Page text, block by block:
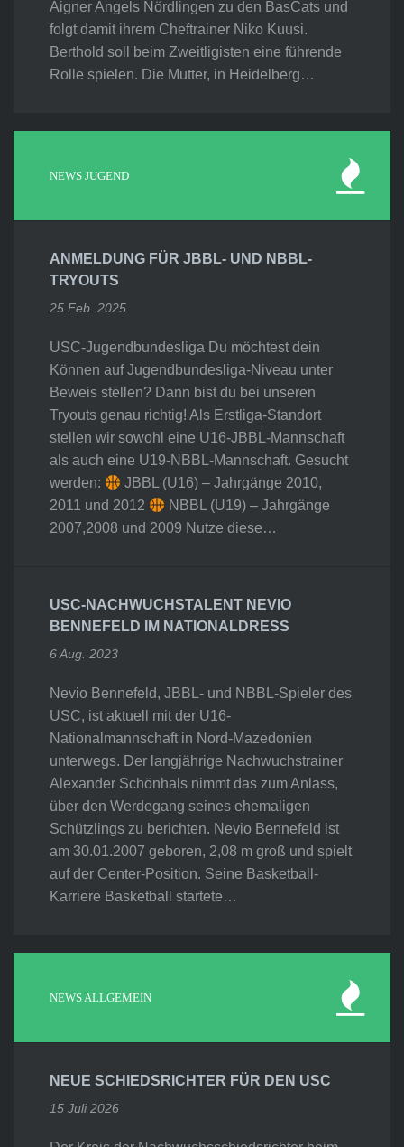
Aigner Angels Nördlingen zu den BasCats und
folgt damit ihrem Cheftrainer Niko Kuusi.
Berthold soll beim Zweitligisten eine führende
Rolle spielen. Die Mutter, in Heidelberg…
NEWS JUGEND
ANMELDUNG FÜR JBBL- UND NBBL-
TRYOUTS
25 Feb. 2025
USC-Jugendbundesliga Du möchtest dein
Können auf Jugendbundesliga-Niveau unter
Beweis stellen? Dann bist du bei unseren
Tryouts genau richtig! Als Erstliga-Standort
stellen wir sowohl eine U16-JBBL-Mannschaft
als auch eine U19-NBBL-Mannschaft. Gesucht
werden:
JBBL (U16) – Jahrgänge 2010,
2011 und 2012
NBBL (U19) – Jahrgänge
2007,2008 und 2009 Nutze diese…
USC-NACHWUCHSTALENT NEVIO
BENNEFELD IM NATIONALDRESS
6 Aug. 2023
Nevio Bennefeld, JBBL- und NBBL-Spieler des
USC, ist aktuell mit der U16-
Nationalmannschaft in Nord-Mazedonien
unterwegs. Der langjährige Nachwuchstrainer
Alexander Schönhals nimmt das zum Anlass,
über den Werdegang seines ehemaligen
Schützlings zu berichten. Nevio Bennefeld ist
am 30.01.2007 geboren, 2,08 m groß und spielt
auf der Center-Position. Seine Basketball-
Karriere Basketball startete…
NEWS ALLGEMEIN
NEUE SCHIEDSRICHTER FÜR DEN USC
15 Juli 2026